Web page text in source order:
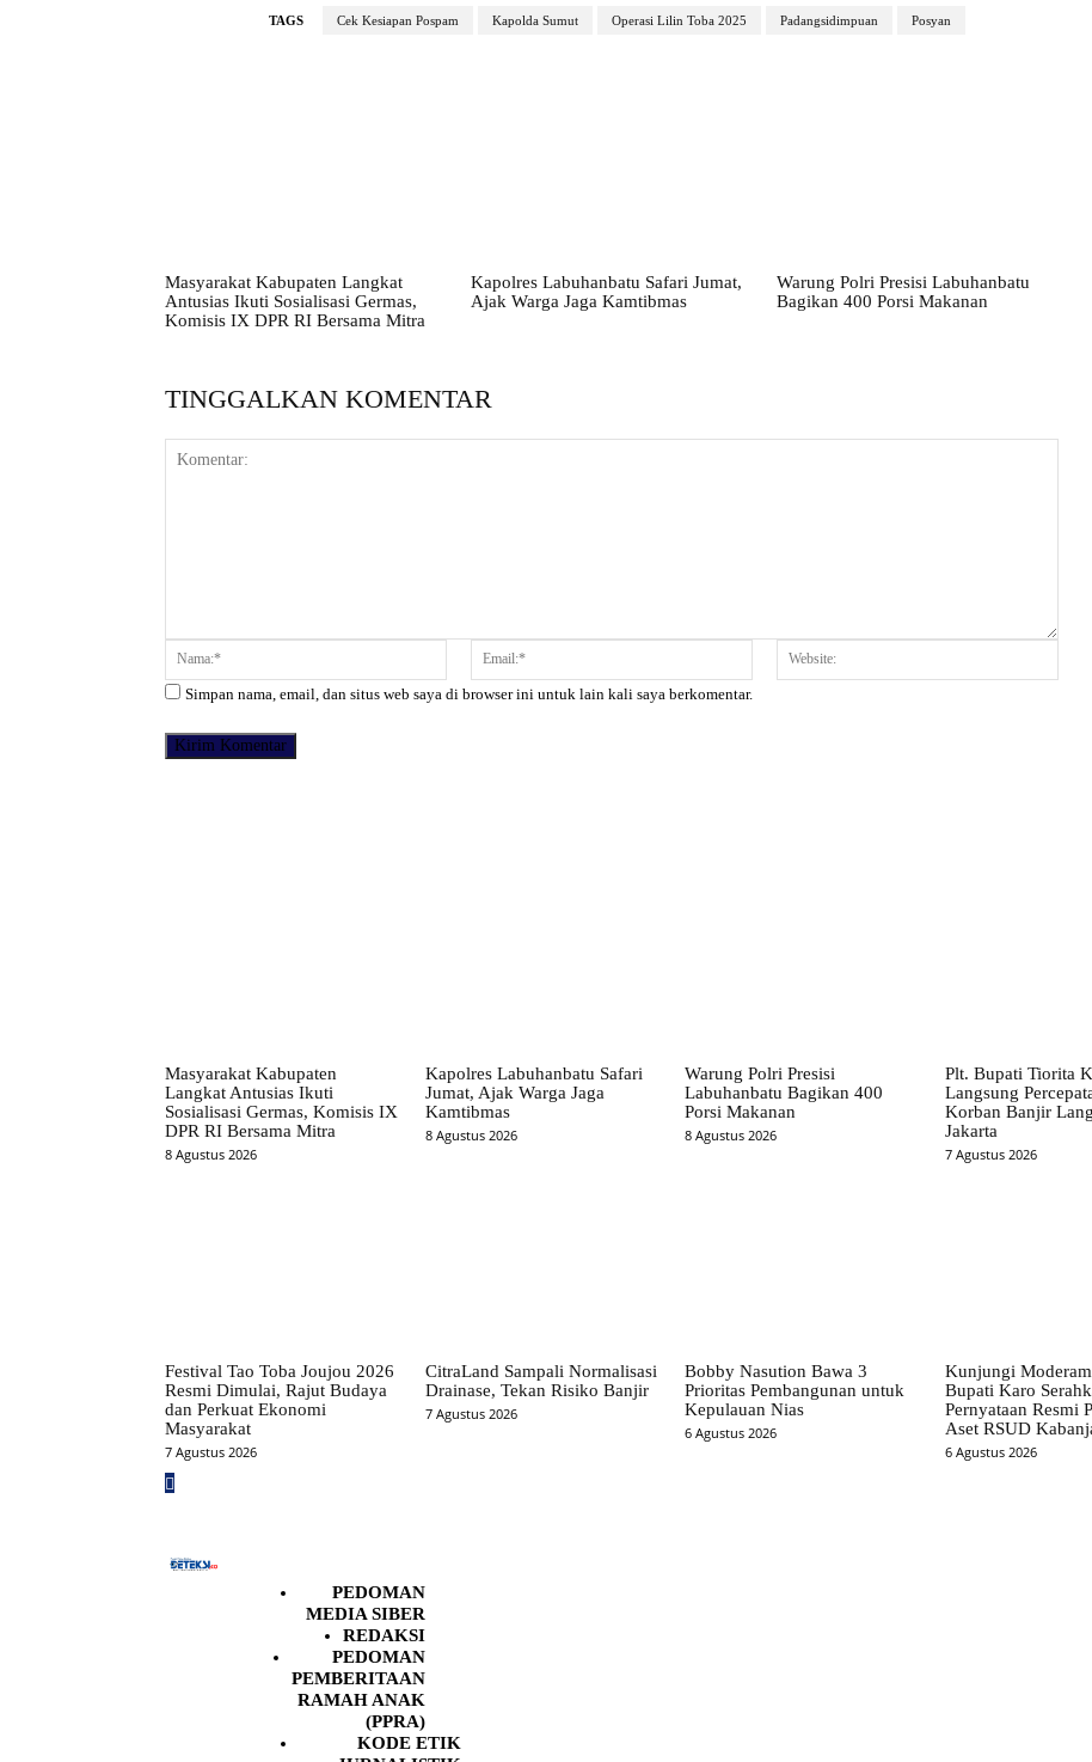
TAGS Cek Kesiapan Pospam Kapolda Sumut Operasi Lilin Toba 2025 Padangsidimpuan Posyan
Masyarakat Kabupaten Langkat
Antusias Ikuti Sosialisasi Germas,
Komisis IX DPR RI Bersama Mitra
Kapolres Labuhanbatu Safari Jumat,
Ajak Warga Jaga Kamtibmas
Warung Polri Presisi Labuhanbatu
Bagikan 400 Porsi Makanan
TINGGALKAN KOMENTAR
Komentar: Nama:* Email:*
Simpan nama, email, dan situs web saya di browser ini untuk lain kali saya berkomentar.
Masyarakat Kabupaten
Langkat Antusias Ikuti
Sosialisasi Germas, Komisis IX
DPR RI Bersama Mitra
8 Agustus 2026
Kapolres Labuhanbatu Safari
Jumat, Ajak Warga Jaga
Kamtibmas
8 Agustus 2026
Warung Polri Presisi
Labuhanbatu Bagikan 400
Porsi Makanan
8 Agustus 2026
Plt. Bupati Tiorita
Langsung
Korban Banjir
Jakarta
7 Agustus 2026
Festival Tao Toba Joujou 2026
Resmi Dimulai, Rajut Budaya
dan Perkuat Ekonomi
Masyarakat
7 Agustus 2026
CitraLand Sampali Normalisasi
Drainase, Tekan Risiko Banjir
7 Agustus 2026
Bobby Nasution Bawa 3
Prioritas Pembangunan untuk
Kepulauan Nias
6 Agustus 2026
Kunjungi
Bupati Karo
Pernyataan Resmi
Aset RSUD
6 Agustus 2026
PEDOMAN
MEDIA SIBER
REDAKSI
PEDOMAN
PEMBERITAAN
RAMAH ANAK
(PPRA)
KODE ETIK